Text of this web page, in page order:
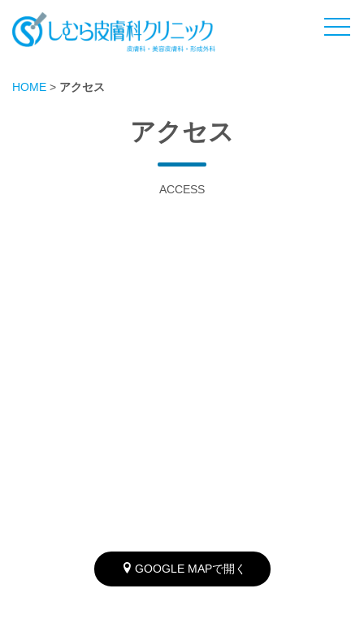
HOME > アクセス
アクセス
ACCESS
GOOGLE MAPで開く